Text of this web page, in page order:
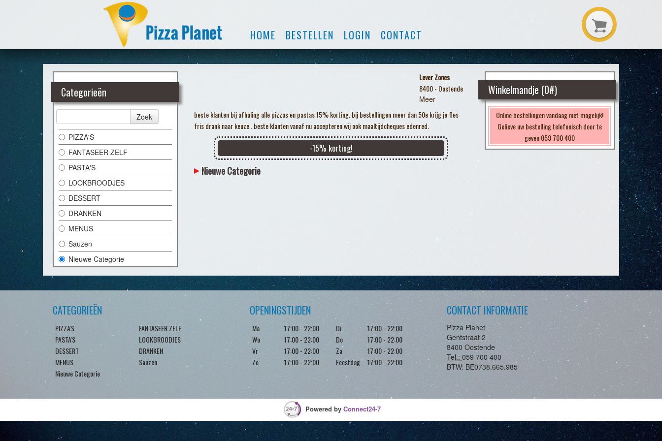
HOME BESTELLEN LOGIN CONTACT
Categorieën
Zoek
PIZZA'S
FANTASEER ZELF
PASTA'S
LOOKBROODJES
DESSERT
DRANKEN
MENUS
Sauzen
Nieuwe Categorie
Lever Zones
8400 - Oostende
Meer
beste klanten bij afhaling alle pizzas en pastas 15% korting. bij bestellingen meer dan 50e krijg je fles
fris drank naar keuze . beste klanten vanaf nu accepteren wij ook maaltijdcheques edenred.
-15% korting!
Nieuwe Categorie
Winkelmandje (0#)
Online bestellingen vandaag niet mogelijk!
Gelieve uw bestelling telefonisch door te
geven 059 700 400
CATEGORIEËN
PIZZA'S
FANTASEER ZELF
PASTA'S
LOOKBROODJES
DESSERT
DRANKEN
MENUS
Sauzen
Nieuwe Categorie
OPENINGSTIJDEN
Ma 17:00 - 22:00 Di
17:00 - 22:00
Wo
17:00 - 22:00 Do
17:00 - 22:00
Vr
17:00 - 22:00 Za
17:00 - 22:00
Zo
17:00 - 22:00 Feestdag 17:00 - 22:00
CONTACT INFORMATIE
Pizza Planet
Gentstraat 2
8400 Oostende
Tel.: 059 700 400
BTW: BE0738.665.985
Powered by Connect24-7